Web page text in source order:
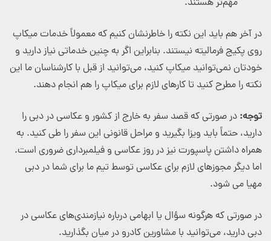
در آخر هم باید این نکته را خاطرنشان کنیم که معمولاً خدمات میکاپ
روی پکیج فرمالیته نیستند. بنابراین اگر به چنین خدماتی نیاز دارید و
خودتان نمی‌توانید میکاپ کنید، می‌توانید از قبل با کارشناسان ما این
نکته را مطرح کنید تا کارهای لازم برای میکاپ را هم انجام دهند.
توجه: در صورتی که قصد سفر به خارج از کشور و عکاسی در دبی را
دارید، حتماً باید ویزا بگیرید و مراحل قانونی این سفر را طی کنید. به
همراه داشتن پاسپورت نیز در روز عکاسی و فیلمبرداری ضروری است.
اما دیگر مجوزهای لازم برای عکاسی توسط تیم ما برای شما در دبی
مهیا می شود.
در صورتی که هرگونه سؤال یا ابهامی درباره نیازمندی‌های عکاسی در
دبی دارید، می‌توانید با مشاورین کادرو در میان بگذارید.